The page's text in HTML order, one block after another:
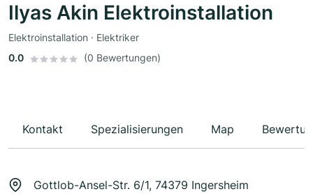
Ilyas Akin Elektroinstallation
Elektroinstallation · Elektriker
0.0
(0 Bewertungen)
Kontakt Spezialisierungen Map
Gottlob-Ansel-Str. 6/1, 74379 Ingersheim